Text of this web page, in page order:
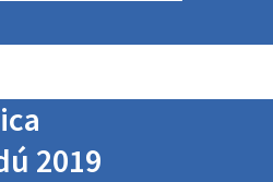
de la
de
2019